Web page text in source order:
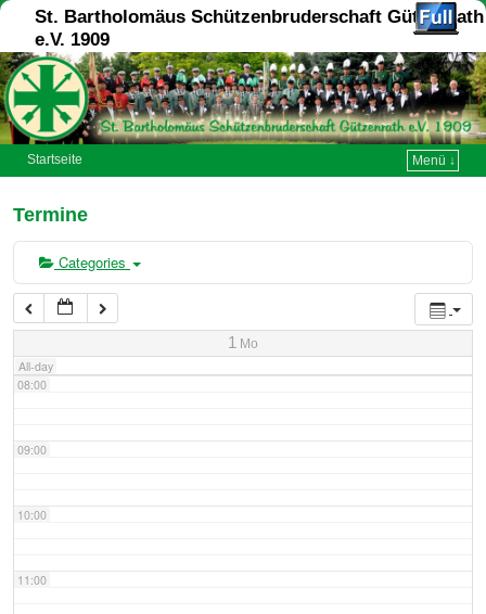
St. Bartholomäus Schützenbruderschaft Gützenrath
e.V. 1909
Startseite Menü ↓
Termine
Categories
1 Mo
All-day
03:00
04:00
06:00
07:00
08:00
09:00
10:00
11:00